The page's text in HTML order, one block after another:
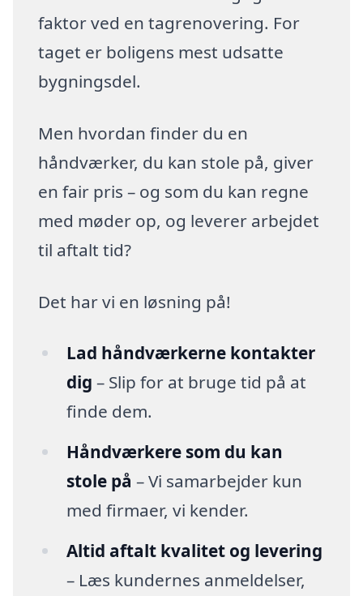
faktor ved en tagrenovering. For
taget er boligens mest udsatte
bygningsdel.
Men hvordan finder du en
håndværker, du kan stole på, giver
en fair pris – og som du kan regne
med møder op, og leverer arbejdet
til aftalt tid?
Det har vi en løsning på!
Lad håndværkerne kontakter
dig – Slip for at bruge tid på at
finde dem.
Håndværkere som du kan
stole på – Vi samarbejder kun
med firmaer, vi kender.
Altid aftalt kvalitet og levering
– Læs kundernes anmeldelser,